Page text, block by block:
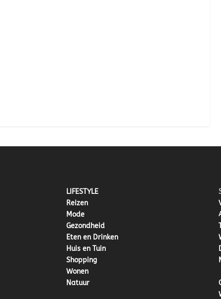
LIFESTYLE
Reizen
Mode
Gezondheid
Eten en Drinken
Huis en Tuin
Shopping
Wonen
Natuur